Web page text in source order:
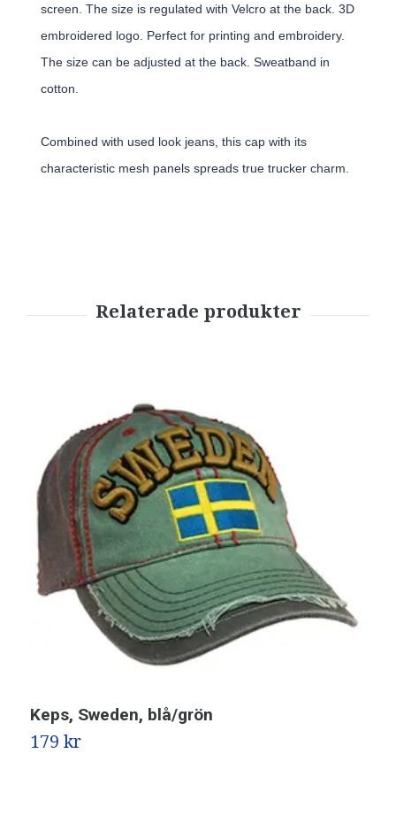
screen. The size is regulated with Velcro at the back. 3D
embroidered logo. Perfect for printing and embroidery.
The size can be adjusted at the back. Sweatband in
cotton.
Combined with used look jeans, this cap with its
characteristic mesh panels spreads true trucker charm.
Keps, Sweden, blå/grön
179 kr